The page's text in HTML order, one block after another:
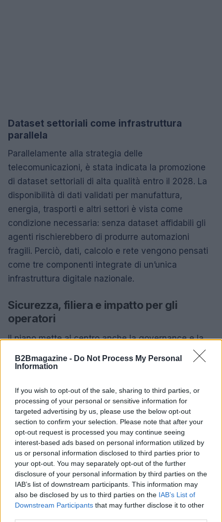
B2Bmagazine - Do Not Process My Personal
Information
If you wish to opt-out of the sale, sharing to third parties, or
processing of your personal or sensitive information for
targeted advertising by us, please use the below opt-out
section to confirm your selection. Please note that after your
opt-out request is processed you may continue seeing
interest-based ads based on personal information utilized by
us or personal information disclosed to third parties prior to
your opt-out. You may separately opt-out of the further
disclosure of your personal information by third parties on the
IAB’s list of downstream participants. This information may
also be disclosed by us to third parties on the IAB’s List of
Downstream Participants that may further disclose it to other
Dataset settoriali come infrastruttura
parallela
Parallelamente alla strategia delle
telecomunicazioni, è stata indicata la promozione
di dataset settoriali di alta qualità entro il 2028. La
disponibilità di dati validati per manufattura,
energia, trasporti e altri settori è vista come
condizione necessaria: senza dataset affidabili gli
agenti rischierebbero di produrre automazioni
fragili. Perciò, dati, calcolo e rete vengono pensati
come tre componenti integrate di un’unica
infrastruttura digitale nazionale.
Sicurezza, filiera e impatto per gli
operatori
Il piano mette al centro anche la governance e la
sicurezza: reti più programmabili e agenti autonomi
aumentano la superficie di rischio e richiedono
L’iniziativa individua compiti operativi in aree che
comprendono l’aggiornamento intelligente
dell’industria delle comunicazioni e il rafforzamento
delle basi per lo sviluppo dell’AI. Per le telco il
passaggio implica investimenti in software, sensori,
piattaforme di orchestrazione e nuovecompetenze
lungo l’intera filiera.
La prospettiva è che laconnettivitàsi trasformi in